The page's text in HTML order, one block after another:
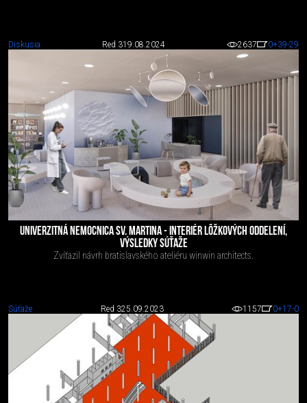
Diskusia Red 319.08.2024 2637 0+39-29
UNIVERZITNÁ NEMOCNICA SV. MARTINA - INTERIÉR LÔŽKOVÝCH ODDELENÍ,
VÝSLEDKY SÚŤAŽE
Zvíťazil návrh bratislavského ateliéru winwin architects.
Súťaže Red 325.09.2023 1157 0+17-0